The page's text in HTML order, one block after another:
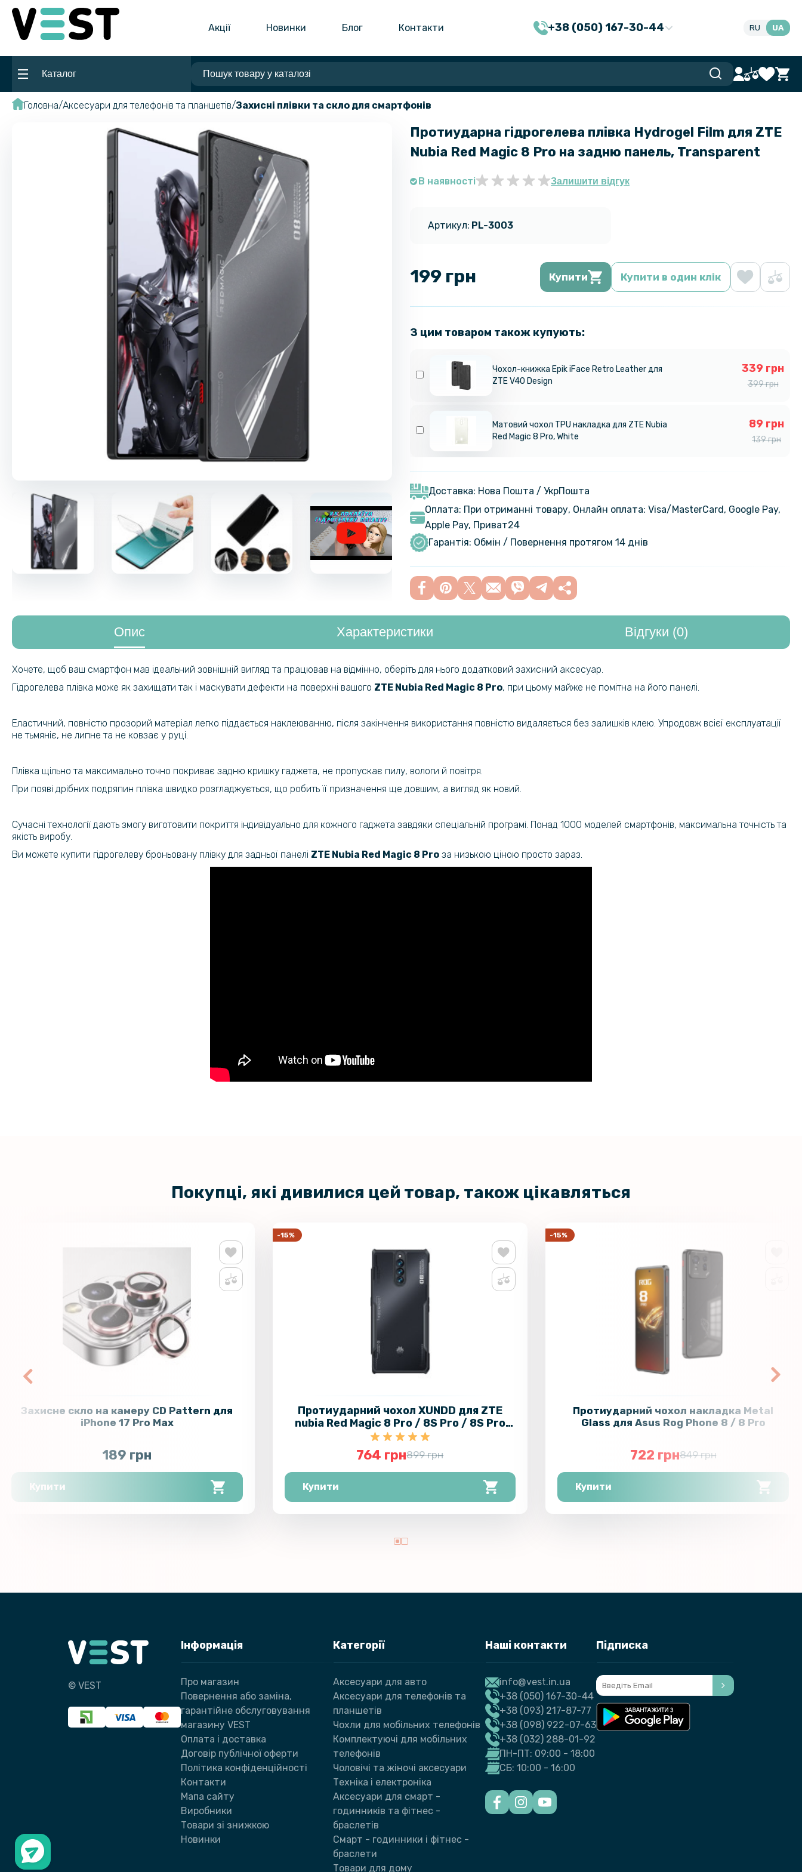
Акції Новинки Блог Контакти +38 (050) 167-30-44 RU UA
Каталог
Головна Аксесуари для телефонів та планшетів Захисні плівки та скло для смартфонів
Протиударна гідрогелева плівка Hydrogel Film для ZTE
Nubia Red Magic 8 Pro на задню панель, Transparent
В наявності Залишити відгук
Артикул: PL-3003
199 грн Купити Купити в один клік
З цим товаром також купують:
Чохол-книжка Epik iFace Retro Leather для
ZTE V40 Design
339 грн
399 грн
Матовий чохол TPU накладка для ZTE Nubia
Red Magic 8 Pro, White
89 грн
139 грн
Доставка: Нова Пошта / УкрПошта
Оплата: При отриманні товару, Онлайн оплата: Visa/MasterСard, Google Pay,
Apple Pay, Приват24
Гарантія: Обмін / Повернення протягом 14 днів
Опис Характеристики Відгуки (0)
Хочете, щоб ваш смартфон мав ідеальний зовнішній вигляд та працював на відмінно, оберіть для нього додатковий захисний аксесуар.
Гідрогелева плівка може як захищати так і маскувати дефекти на поверхні вашого ZTE Nubia Red Magic 8 Pro, при цьому майже не помітна на його панелі.
Еластичний, повністю прозорий матеріал легко піддається наклеюванню, після закінчення використання повністю видаляється без залишків клею. Упродовж всієї експлуатації
не тьмяніє, не липне та не ковзає у руці.
Плівка щільно та максимально точно покриває задню кришку гаджета, не пропускає пилу, вологи й повітря.
При появі дрібних подряпин плівка швидко розгладжується, що робить її призначення ще довшим, а вигляд як новий.
Сучасні технології дають змогу виготовити покриття індивідуально для кожного гаджета завдяки спеціальній програмі. Понад 1000 моделей смартфонів, максимальна точність та
якість виробу.
Ви можете купити гідрогелеву броньовану плівку для задньої панелі ZTE Nubia Red Magic 8 Pro​ за низькою ціною просто зараз.
Покупці, які дивилися цей товар, також цікавляться
Захисне скло на камеру CD Pattern для
iPhone 17 Pro Max
189 грн
Купити
-15%
Протиударний чохол XUNDD для ZTE
nubia Red Magic 8 Pro / 8S Pro / 8S Pro
Plus, Black
764 грн899 грн
Купити
-15%
Протиударний чохол накладка Metal
Glass для Asus Rog Phone 8 / 8 Pro
722 грн849 грн
Купити
© VEST
Інформація
Про магазин
Повернення або заміна,
гарантійне обслуговування
магазину VEST
Оплата і доставка
Договір публічної оферти
Політика конфіденційності
Контакти
Мапа сайту
Виробники
Товари зі знижкою
Новинки
Категорії
Аксесуари для авто
Аксесуари для телефонів та
планшетів
Чохли для мобільних телефонів
Комплектуючі для мобільних
телефонів
Чоловічі та жіночі аксесуари
Техніка і електроніка
Аксесуари для смарт -
годинників та фітнес -
браслетів
Смарт - годинники і фітнес -
браслети
Товари для дому
Наші контакти
info@vest.in.ua
+38 (050) 167-30-44
+38 (093) 217-87-77
+38 (098) 922-07-63
+38 (032) 288-01-92
ПН-ПТ: 09:00 - 18:00
СБ: 10:00 - 16:00
Підписка